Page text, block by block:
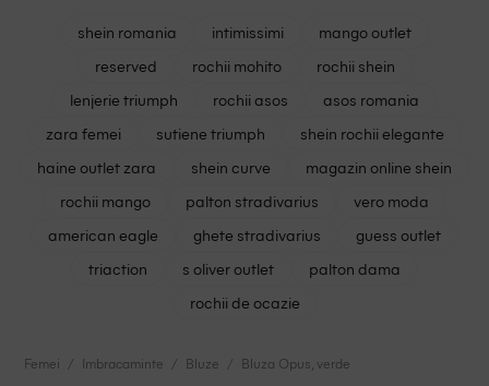
shein romania intimissimi
mango outlet
reserved
rochii mohito
rochii shein
lenjerie triumph
rochii asos
asos romania
zara femei
sutiene triumph
shein rochii elegante
haine outlet zara
shein curve
magazin online shein
rochii mango
palton stradivarius
vero moda
american eagle
ghete stradivarius
guess outlet
triaction
s oliver outlet
palton dama
rochii de ocazie
Femei Imbracaminte Bluze Bluza Opus, verde